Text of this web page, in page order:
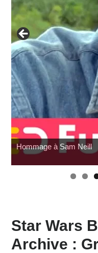
Hommage à Sam Neill
Star Wars
Archive :